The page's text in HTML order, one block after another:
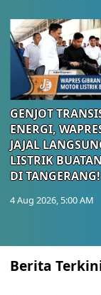
GENJOT
ENERGI,
JAJAL
LISTRIK
DI TANGERANG!
4 Aug 2026, 5:00 AM
Berita